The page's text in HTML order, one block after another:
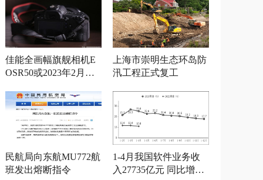
佳能全画幅旗舰相机E
OSR50或2023年2月发
上海市崇明生态环岛防
汛工程正式复工
民航局向东航MU772航
班发出熔断指令
1-4月我国软件业务收
入27735亿元 同比增长1